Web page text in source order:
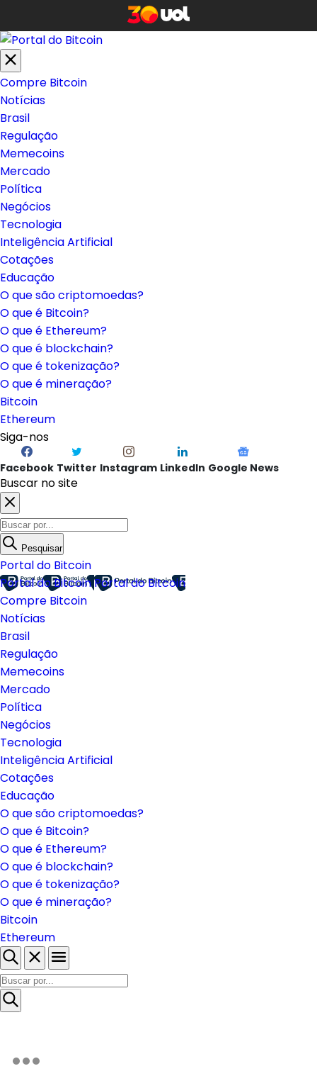
Compre Bitcoin
Notícias
Brasil
Regulação
Memecoins
Mercado
Política
Negócios
Tecnologia
Inteligência Artificial
Cotações
Educação
O que são criptomoedas?
O que é Bitcoin?
O que é Ethereum?
O que é blockchain?
O que é tokenização?
O que é mineração?
Bitcoin
Ethereum
Siga-nos
Facebook Twitter Instagram LinkedIn Google News
Buscar no site
Pesquisar
Portal do Bitcoin
Portal do BitcoinPortal do Bitcoin
Compre Bitcoin
Notícias
Brasil
Regulação
Memecoins
Mercado
Política
Negócios
Tecnologia
Inteligência Artificial
Cotações
Educação
O que são criptomoedas?
O que é Bitcoin?
O que é Ethereum?
O que é blockchain?
O que é tokenização?
O que é mineração?
Bitcoin
Ethereum